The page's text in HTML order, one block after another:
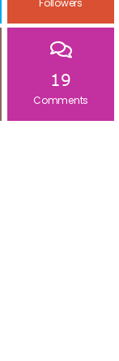
Followers
19
Comments